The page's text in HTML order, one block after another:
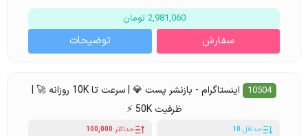
2,981,060 تومان
سفارش توضیحات
10504
اینستاگرام - بازنشر پست 💎 | سرعت تا 10K روزانه 🚀 |
ظرفیت 50K ⚡
حداقل:10 حداکثر:100,000